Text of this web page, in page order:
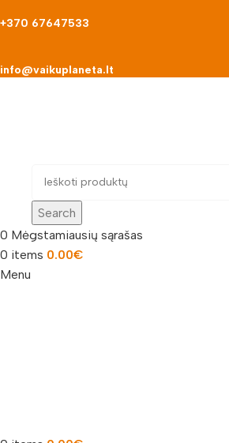
+370 67647533
info@vaikuplaneta.lt
Search
0 Mėgstamiausių sąrašas
0 items 0.00€
Menu